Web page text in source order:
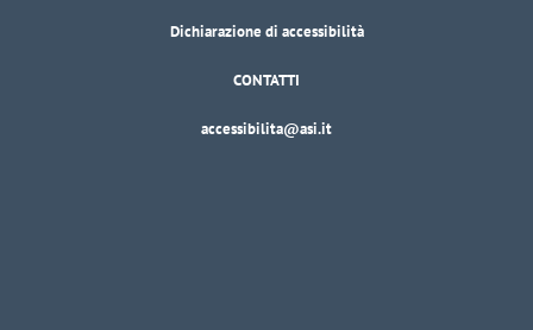
Dichiarazione di accessibilità
CONTATTI
accessibilita@asi.it